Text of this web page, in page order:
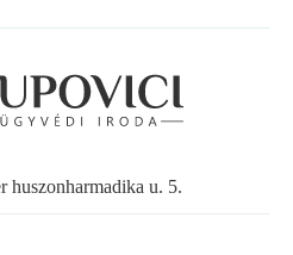
huszonharmadika u. 5.